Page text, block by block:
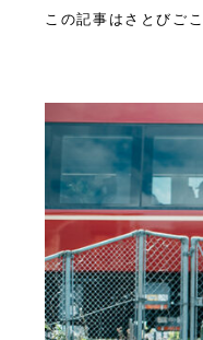
この記事はさとびご